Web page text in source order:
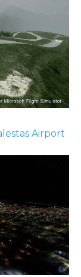
Airport